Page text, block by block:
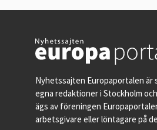
Nyhetssajten Europaportalen är
egna redaktioner i Stockholm
ägs av föreningen
arbetsgivare eller löntagare på